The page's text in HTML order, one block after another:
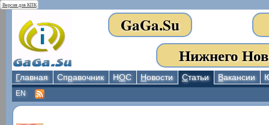
Версия для КПК
GaGa.Su
Нижнего
Главная Справочник НОС Новости Статьи Вакансии
EN